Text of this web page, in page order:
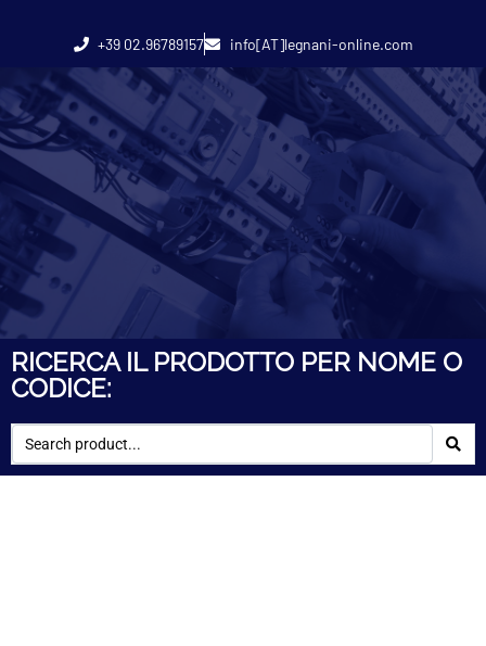
+39 02.96789157 info[AT]legnani-online.com
RICERCA IL PRODOTTO PER NOME O
CODICE: